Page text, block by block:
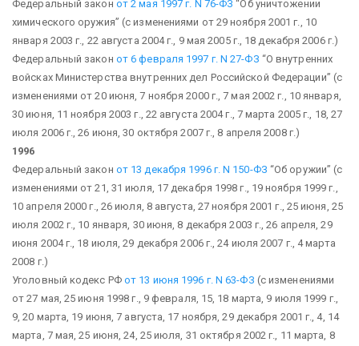
Федеральный закон от 2 мая 1997 г. N 76-ФЗ “Об уничтожении
химического оружия” (с изменениями от 29 ноября 2001 г., 10
января 2003 г., 22 августа 2004 г., 9 мая 2005 г., 18 декабря 2006 г.)
Федеральный закон от 6 февраля 1997 г. N 27-ФЗ “О внутренних
войсках Министерства внутренних дел Российской Федерации” (с
изменениями от 20 июня, 7 ноября 2000 г., 7 мая 2002 г., 10 января,
30 июня, 11 ноября 2003 г., 22 августа 2004 г., 7 марта 2005 г., 18, 27
июля 2006 г., 26 июня, 30 октября 2007 г., 8 апреля 2008 г.)
1996
Федеральный закон от 13 декабря 1996 г. N 150-ФЗ “Об оружии” (с
изменениями от 21, 31 июля, 17 декабря 1998 г., 19 ноября 1999 г.,
10 апреля 2000 г., 26 июля, 8 августа, 27 ноября 2001 г., 25 июня, 25
июля 2002 г., 10 января, 30 июня, 8 декабря 2003 г., 26 апреля, 29
июня 2004 г., 18 июля, 29 декабря 2006 г., 24 июля 2007 г., 4 марта
2008 г.)
Уголовный кодекс РФ от 13 июня 1996 г. N 63-ФЗ (с изменениями
от 27 мая, 25 июня 1998 г., 9 февраля, 15, 18 марта, 9 июля 1999 г.,
9, 20 марта, 19 июня, 7 августа, 17 ноября, 29 декабря 2001 г., 4, 14
марта, 7 мая, 25 июня, 24, 25 июля, 31 октября 2002 г., 11 марта, 8